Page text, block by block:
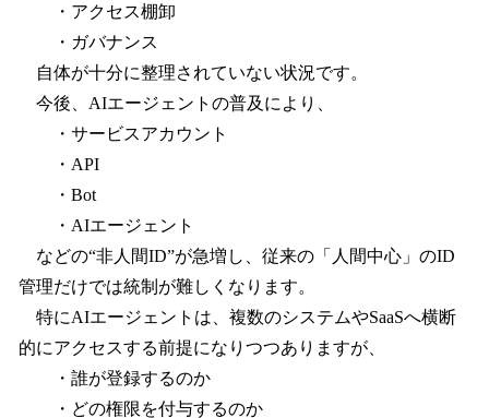
・アクセス棚卸
・ガバナンス
自体が十分に整理されていない状況です。
今後、AIエージェントの普及により、
・サービスアカウント
・API
・Bot
・AIエージェント
などの“非人間ID”が急増し、従来の「人間中心」のID
管理だけでは統制が難しくなります。
特にAIエージェントは、複数のシステムやSaaSへ横断
的にアクセスする前提になりつつありますが、
・誰が登録するのか
・どの権限を付与するのか